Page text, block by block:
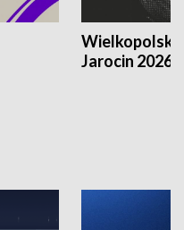
Jarocin 2026